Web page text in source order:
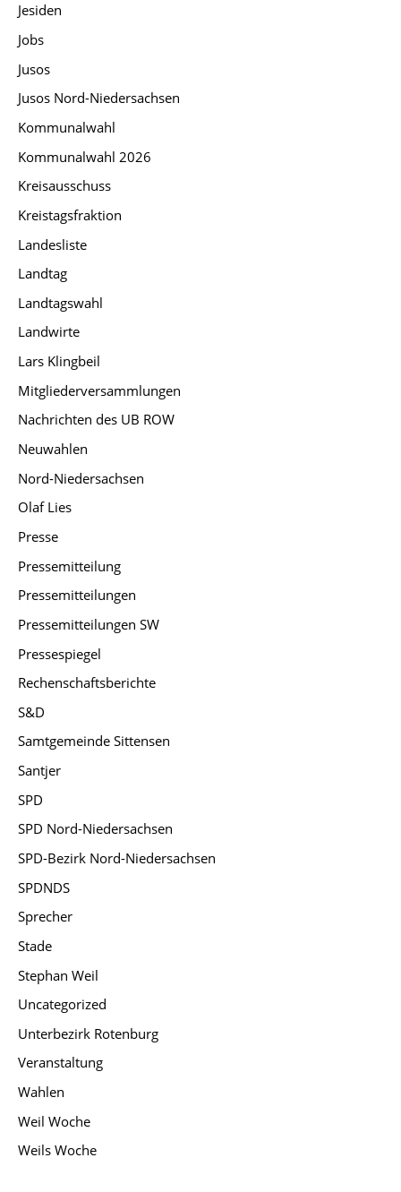
Jesiden
Jobs
Jusos
Jusos Nord-Niedersachsen
Kommunalwahl
Kommunalwahl 2026
Kreisausschuss
Kreistagsfraktion
Landesliste
Landtag
Landtagswahl
Landwirte
Lars Klingbeil
Mitgliederversammlungen
Nachrichten des UB ROW
Neuwahlen
Nord-Niedersachsen
Olaf Lies
Presse
Pressemitteilung
Pressemitteilungen
Pressemitteilungen SW
Pressespiegel
Rechenschaftsberichte
S&D
Samtgemeinde Sittensen
Santjer
SPD
SPD Nord-Niedersachsen
SPD-Bezirk Nord-Niedersachsen
SPDNDS
Sprecher
Stade
Stephan Weil
Uncategorized
Unterbezirk Rotenburg
Veranstaltung
Wahlen
Weil Woche
Weils Woche